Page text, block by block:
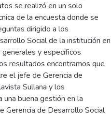
se realizó en un solo
de la encuesta donde se
dirigido a los
Social de la institución en
y específicos
resultados encontramos que
el jefe de Gerencia de
Sullana y los
buena gestión en la
Gerencia de Desarrollo Social